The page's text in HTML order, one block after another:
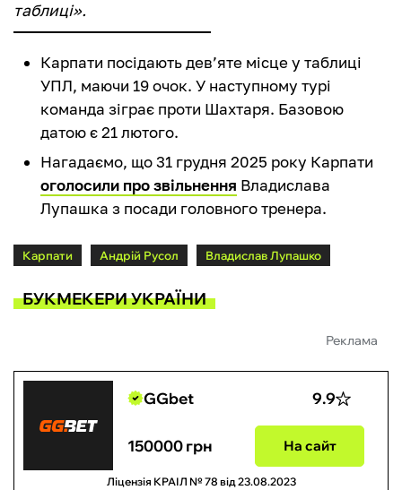
таблиці».
Карпати посідають дев’яте місце у таблиці
УПЛ, маючи 19 очок. У наступному турі
команда зіграє проти Шахтаря. Базовою
датою є 21 лютого.
Нагадаємо, що 31 грудня 2025 року Карпати
оголосили про звільнення Владислава
Лупашка з посади головного тренера.
Карпати Андрій Русол Владислав Лупашко
БУКМЕКЕРИ УКРАЇНИ
Реклама
GGbet 9.9
150000 грн На сайт
Ліцензія КРАІЛ № 78 від 23.08.2023